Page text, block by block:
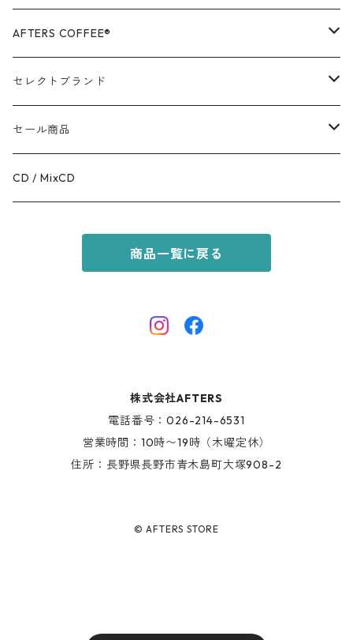
OUTER
TOPS
BOTTOMS
GOODS
AFTERS SPORT
AFTERS COFFEE®️
APPALEL / GOODS
COFFEE
セレクトブランド
MR.OLIVE
RACAL
セール商品
OUTER
CD / MixCD
商品一覧に戻る
株式会社AFTERS
電話番号：026-214-6531
営業時間：10時〜19時（木曜定休）
住所：長野県長野市青木島町大塚908-2
© AFTERS STORE